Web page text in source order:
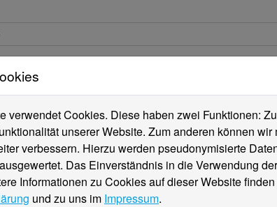
verwendet Cookies. Diese haben zwei Funktionen:
unserer Website. Zum anderen können
verbessern. Hierzu werden pseudonymisierte
Das Einverständnis in die Verwendung
Informationen zu Cookies auf dieser Website
und zu uns im Impressum.